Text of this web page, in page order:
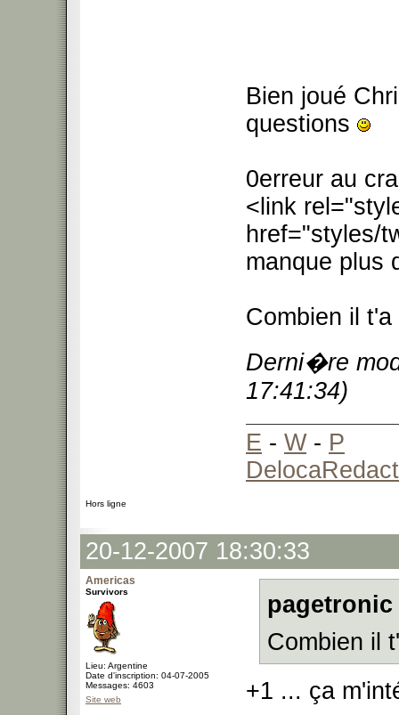
Bien joué
questions
0erreur au
<link
href="styles/
manque plus
Combien il
Derni�re
17:41:34)
E - W- P
Hors ligne
20-12-2007 18:30:33
Americas
Survivors
Lieu: Argentine
Date d'inscription: 04-07-2005
Messages: 4603
Site web
Combien il
+1 ... ça